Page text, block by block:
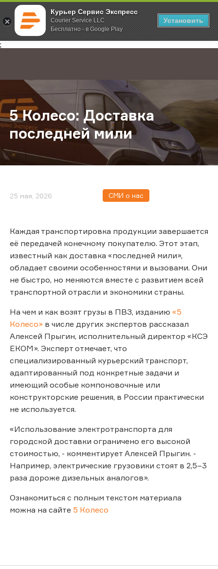
Курьер Сервис Экспресс
Courier Service LLC
Бесплатно - в Google Play
Установить
;
Главная О компании Новости 5 Колесо: Доставка последней
5 Колесо: Доставка
последней мили
25 мая, 2026 СМИ о нас
Каждая транспортировка продукции завершается
её передачей конечному покупателю. Этот этап,
известный как доставка «последней мили»,
обладает своими особенностями и вызовами. Они
не быстро, но меняются вместе с развитием всей
транспортной отрасли и экономики страны.
На чем и как возят грузы в ПВЗ, изданию «5
Колесо» в числе других экспертов рассказал
Алексей Прыгин, исполнительный директор «КСЭ
ЕКОМ». Эксперт отмечает, что
специализированный курьерский транспорт,
адаптированный под конкретные задачи и
имеющий особые компоновочные или
конструкторские решения, в России практически
не используется.
«Использование электротранспорта для
городской доставки ограничено его высокой
стоимостью, - комментирует Алексей Прыгин. -
Например, электрические грузовики стоят в 2,5–3
раза дороже дизельных аналогов».
Ознакомиться с полным текстом материала
можна на сайте 5 Колесо